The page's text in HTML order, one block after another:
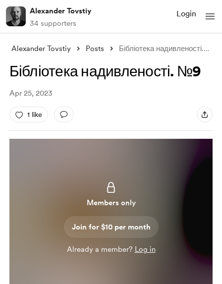
Alexander Tovstiy
34 supporters
Login
Alexander Tovstiy Posts Бібліотека надивленості. №9
Бібліотека надивленості. №9
Apr 25, 2023
1 like
Members only
Join for $10 per month
Already a member? Log in